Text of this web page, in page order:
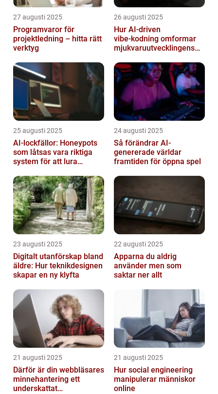
27 augusti 2025
Programvaror för
projektledning – hitta rätt
verktyg
26 augusti 2025
Hur AI‑driven
vibe‑kodning omformar
mjukvaruutvecklingens
25 augusti 2025
AI-lockfällor: Honeypots
som låtsas vara riktiga
system för att lura
24 augusti 2025
Så förändrar AI-
genererade världar
framtiden för öppna spel
23 augusti 2025
Digitalt utanförskap bland
äldre: Hur teknikdesignen
skapar en ny klyfta
22 augusti 2025
Apparna du aldrig
använder men som
saktar ner allt
21 augusti 2025
Därför är din webbläsares
minnehantering ett
underskattat
21 augusti 2025
Hur social engineering
manipulerar människor
online